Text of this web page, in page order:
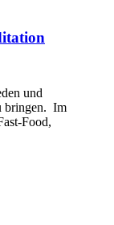
und
bringen. Im
Food,